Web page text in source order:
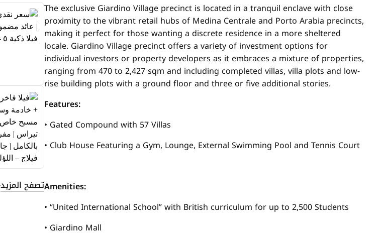
The exclusive Giardino Village precinct is located in a tranquil enclave with close
proximity to the vibrant retail hubs of Medina Centrale and Porto Arabia precincts,
making it perfect for those wanting a discrete residence in a more sheltered
locale. Giardino Village precinct offers a variety of investment options for
individual investors or property developers as it embraces a mixture of properties,
ranging from 470 to 2,427 sqm and including completed villas, villa plots and low-
rise building plots with a ground floor and three or five additional stories.
Features:
• Gated Compound with 57 Villas
• Club House Featuring a Gym, Lounge, External Swimming Pool and Tennis Court
Amenities:
• “United International School” with British curriculum for up to 2,500 Students
• Giardino Mall
تصفح المزيد